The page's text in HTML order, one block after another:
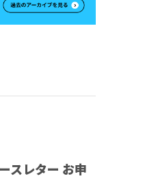
スレター お申